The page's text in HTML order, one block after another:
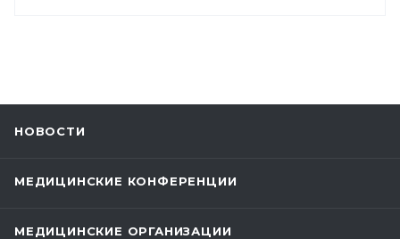
НОВОСТИ
МЕДИЦИНСКИЕ КОНФЕРЕНЦИИ
МЕДИЦИНСКИЕ ОРГАНИЗАЦИИ